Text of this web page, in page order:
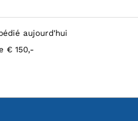
aujourd'hui
€ 150,-